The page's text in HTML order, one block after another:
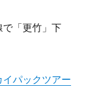
「更竹」下
パックツアー